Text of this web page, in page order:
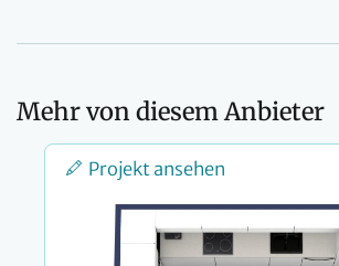
Mehr von diesem Anbieter
Projekt ansehen